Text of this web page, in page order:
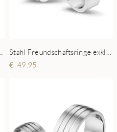
49,95